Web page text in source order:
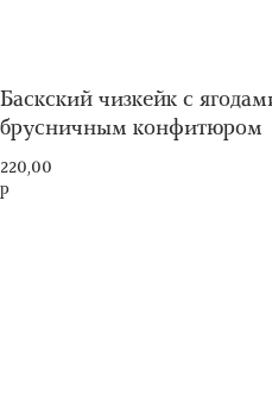
Баскский чизкейк с
брусничным конфитюром
220,00
р